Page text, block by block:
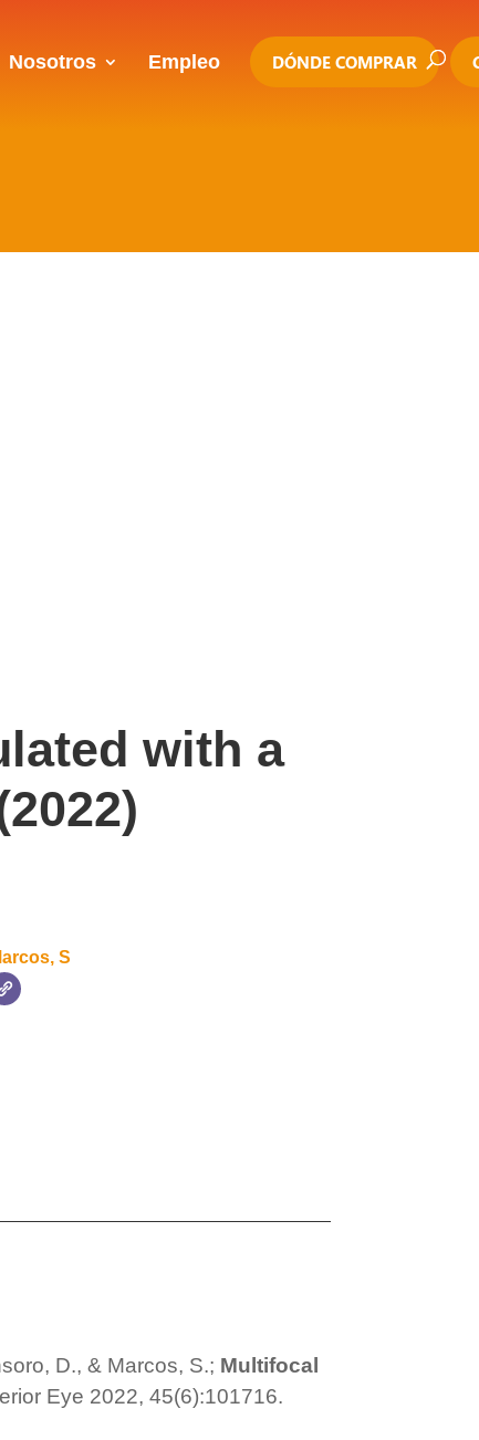
Nosotros Empleo DÓNDE COMPRAR
with a
S
D., & Marcos, S.; Multifocal
Eye 2022, 45(6):101716.